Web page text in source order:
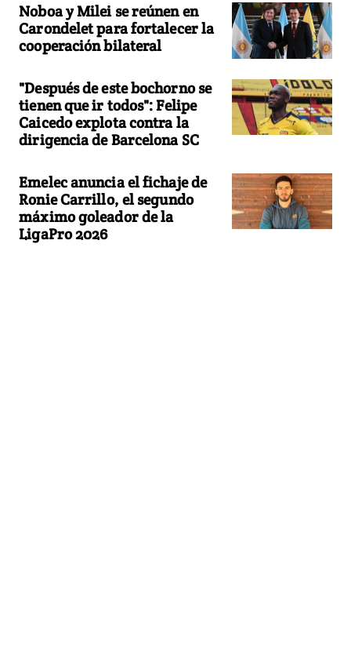
Noboa y Milei se reúnen en
Carondelet para fortalecer la
cooperación bilateral
"Después de este bochorno se
tienen que ir todos": Felipe
Caicedo explota contra la
dirigencia de Barcelona SC
Emelec anuncia el fichaje de
Ronie Carrillo, el segundo
máximo goleador de la
LigaPro 2026